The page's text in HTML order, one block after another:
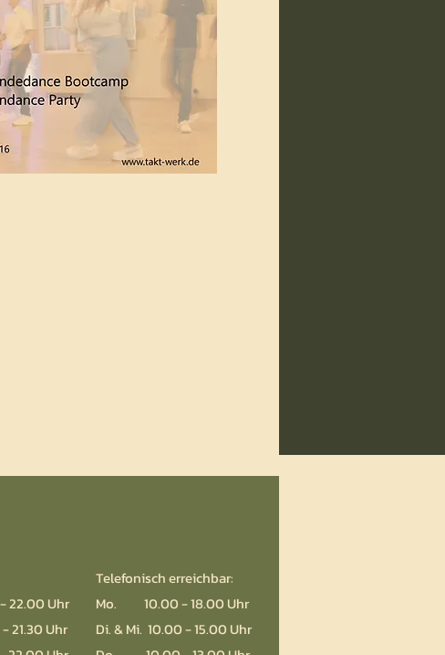
Uhr
- 21.30 Uhr
Telefonisch erreichbar:
Mo. 10.00 - 18.00 Uhr
Di. & Mi. 10.00 - 15.00 Uhr